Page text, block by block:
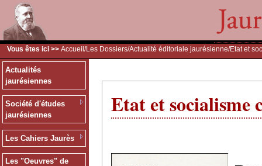
Vous êtes ici >> Accueil /Les Dossiers/Actualité éditoriale jaurésienne/Etat et
Actualités
jaurésiennes
Société d'études
jaurésiennes
Les Cahiers Jaurès
Les "Oeuvres" de
Etat et socialisme